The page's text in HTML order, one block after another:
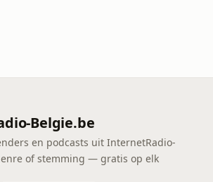
Belgie.be
en podcasts uit InternetRadio-
of stemming — gratis op elk